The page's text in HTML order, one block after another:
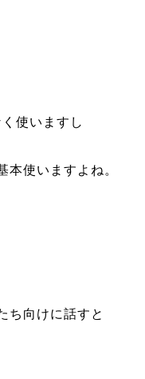
使いますし
本使いますよね。
ち向けに話すと